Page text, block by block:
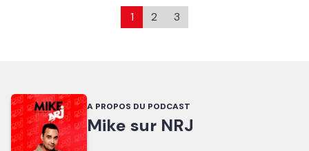
1 2 3
A PROPOS DU PODCAST
Mike sur NRJ